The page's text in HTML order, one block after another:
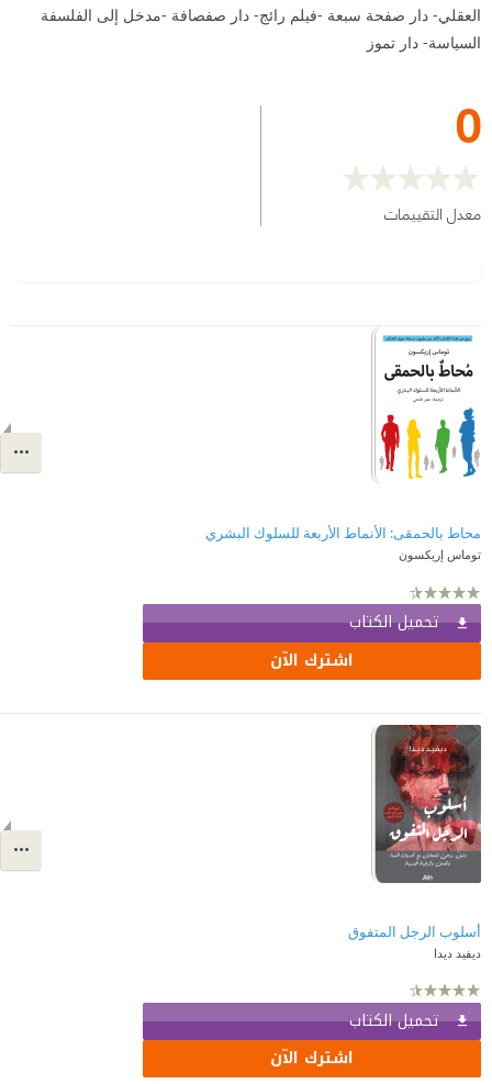
العقلي- دار صفحة سبعة -فيلم رائج- دار صفصافة -مدخل إلى الفلسفة
السياسة- دار تموز
0
معدل التقييمات
محاط بالحمقى: الأنماط الأربعة للسلوك البشري
توماس إريكسون
تحميل الكتاب
اشترك الآن
أسلوب الرجل المتفوق
ديفيد ديدا
تحميل الكتاب
اشترك الآن